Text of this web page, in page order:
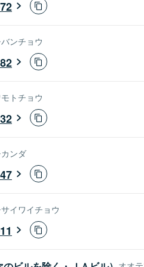
ンチョウ
トチョウ
ンダ
イワイチョウ